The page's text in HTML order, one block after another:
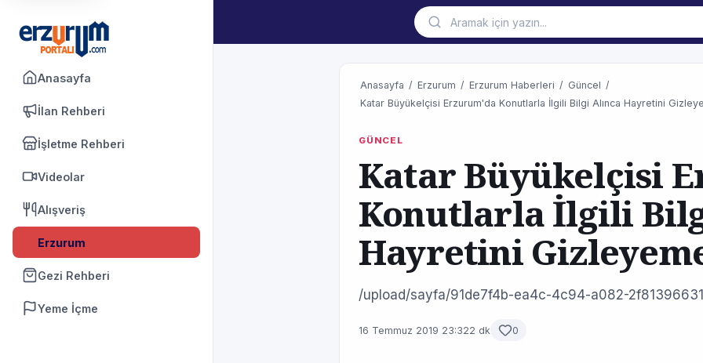
Anasayfa
İlan Rehberi
İşletme Rehberi
Videolar
Alışveriş
Erzurum
Gezi Rehberi
Yeme İçme
Anasayfa / Erzurum / Erzurum Haberleri / Güncel /
Katar Büyükelçisi Erzurum'da Konutlarla İlgili Bilgi Alınca Hayretini
GÜNCEL
Katar Büyükelçisi
Konutlarla İlgili
Hayretini
/upload/sayfa/91de7f4b-ea4c-4c94-a082-
16 Temmuz 2019 23:322 dk 0